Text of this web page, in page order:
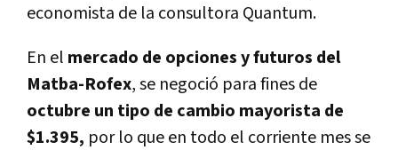
economista de la consultora Quantum.
En el mercado de opciones y futuros del
Matba-Rofex, se negoció para fines de
octubre un tipo de cambio mayorista de
$1.395, por lo que en todo el corriente mes se